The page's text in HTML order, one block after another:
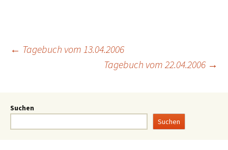
← Tagebuch vom 13.04.2006
Tagebuch vom 22.04.2006 →
Suchen
Suchen